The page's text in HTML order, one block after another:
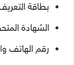
بطاقة
الشهادة
رقم الهاتف